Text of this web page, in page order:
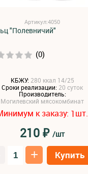
Артикул:4050
"Полевничий"
(0)
КБЖУ: 280 ккал 14/25
Сроки реализации: 20 суток
Производитель:
Могилевский мясокомбинат
к заказу: 1шт.
210₽ /шт
+ Купить